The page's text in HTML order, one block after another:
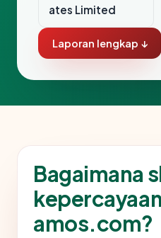
ates Limited
Laporan lengkap ↓
Bagaimana
amos.com?